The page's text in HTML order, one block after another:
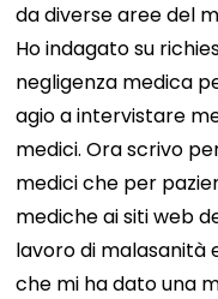
da diverse aree del
Ho indagato su
negligenza medica
agio a intervistare
medici. Ora scrivo
medici che per
mediche ai siti web
lavoro di malasanità
che mi ha dato una